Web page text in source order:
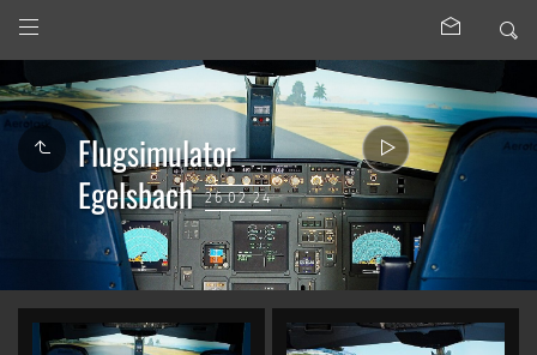
Flugsimulator
Egelsbach
26.02.24